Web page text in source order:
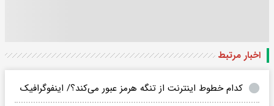
اخبار مرتبط
کدام خطوط اینترنت از تنگه هرمز عبور می‌کند؟/ اینفوگرافیک